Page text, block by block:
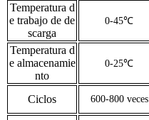
Temperatura d
e trabajo de de
scarga
0-45℃
Temperatura d
e almacenamie
nto
0-25℃
Ciclos 600-800 veces